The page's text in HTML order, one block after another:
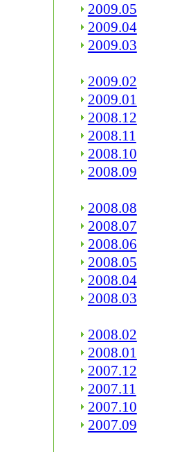
2009.05
2009.04
2009.03
2009.02
2009.01
2008.12
2008.11
2008.10
2008.09
2008.08
2008.07
2008.06
2008.05
2008.04
2008.03
2008.02
2008.01
2007.12
2007.11
2007.10
2007.09